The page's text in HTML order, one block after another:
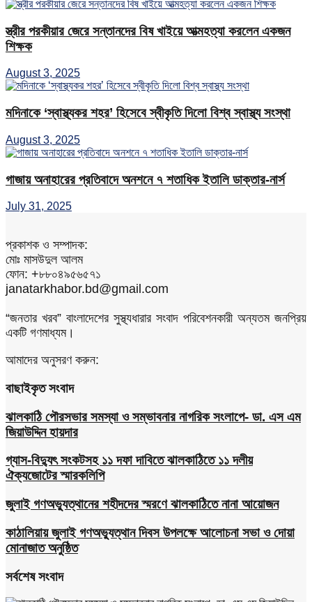
স্ত্রীর পরকীয়ার জেরে সন্তানদের বিষ খাইয়ে আত্মহত্যা করলেন একজন
শিক্ষক
August 3, 2025
মদিনাকে ‘স্বাস্থ্যকর শহর’ হিসেবে স্বীকৃতি দিলো বিশ্ব স্বাস্থ্য সংস্থা
August 3, 2025
গাজায় অনাহারের প্রতিবাদে অনশনে ৭ শতাধিক ইতালি ডাক্তার-নার্স
July 31, 2025
প্রকাশক ও সম্পাদক:
মোঃ মাসউদুল আলম
ফোন: +৮৮০৪৯৫৬৫৭১
janatarkhabor.bd@gmail.com
“জনতার খরব” বাংলাদেশের সুস্থ্যধারার সংবাদ পরিবেশনকারী অন্যতম জনপ্রিয়
একটি গণমাধ্যম।
আমাদের অনুসরণ করুন:
বাছাইকৃত সংবাদ
ঝালকাঠি পৌরসভার সমস্যা ও সম্ভাবনার নাগরিক সংলাপে- ডা. এস এম
জিয়াউদ্দিন হায়দার
গ্যাস-বিদ্যুৎ সংকটসহ ১১ দফা দাবিতে ঝালকাঠিতে ১১ দলীয়
ঐক্যজোটের স্মারকলিপি
জুলাই গণঅভ্যুত্থানের শহীদদের স্মরণে ঝালকাঠিতে নানা আয়োজন
কাঠালিয়ায় জুলাই গণঅভ্যুত্থান দিবস উপলক্ষে আলোচনা সভা ও দোয়া
মোনাজাত অনুষ্ঠিত
সর্বশেষ সংবাদ